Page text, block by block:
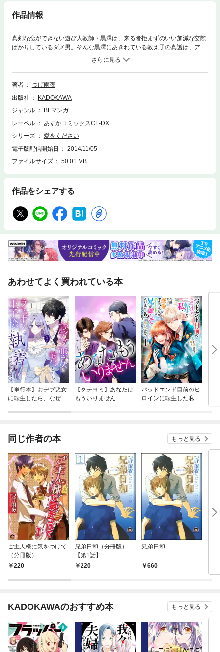
作品情報
真剣な恋ができない遊び人教師・黒澤は、来る者拒まずのいい加減な交際
ばかりしているダメ男。そんな黒澤にあきれている教え子の真護は、アン
チ遊び人のマジメ高校生。黒澤と女性の修羅場を目撃して、思わずきびし
く説教してしまった真護だが、突然「オレはお前みたいなやつ、好きだ
よ」と優しく抱きしめられて──！？ 遊び人教師×マジメ生徒の逆転ラ
ブ！な表題作のほか、海辺の町に突然現れた都会のオトナと地元高校生の
著者
つげ雨夜
出版社
KADOKAWA
ジャンル
BLマンガ
レーベル
あすかコミックスCL-DX
シリーズ
愛をください
電子版配信開始日
2014/11/05
ファイルサイズ
50.01 MB
作品をシェアする
あわせてよく買われている本
【単行本】おデブ悪女
に転生したら、なぜか
【タテヨミ】あなたは
もういりません
バッドエンド目前のヒ
ロインに転生した私、
同じ作者の本 もっと見る
ご主人様に気をつけて
（分冊版）
220
兄弟日和（分冊版）
【第1話】
220
兄弟日和
660
君
KADOKAWAのおすすめ本 もっと見る